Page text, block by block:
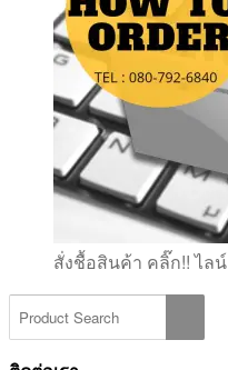
สั่งชื้อสินค้า คลิ๊ก!! ไลน์